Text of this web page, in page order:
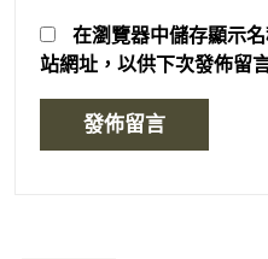
在瀏覽器中儲存顯示
站網址，以供下次發佈留